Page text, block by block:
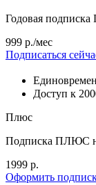
Годовая
999 р./мес
Подписаться
Доступ к
Плюс
Подписка ПЛЮС
1999 р.
Оформить